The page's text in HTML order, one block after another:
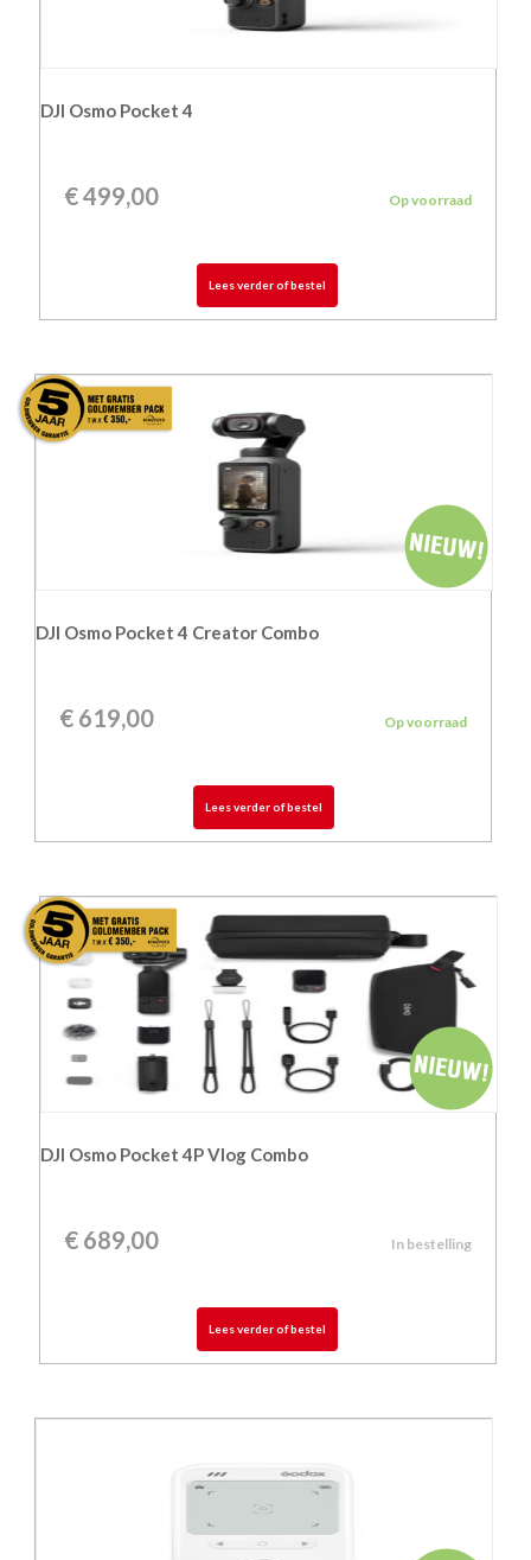
DJI Osmo Pocket 4
€499,00 Op voorraad
Lees verder of bestel
DJI Osmo Pocket 4 Creator Combo
€ 619,00 Op voorraad
Lees verder of bestel
DJI Osmo Pocket 4P Vlog Combo
€689,00 In bestelling
Lees verder of bestel